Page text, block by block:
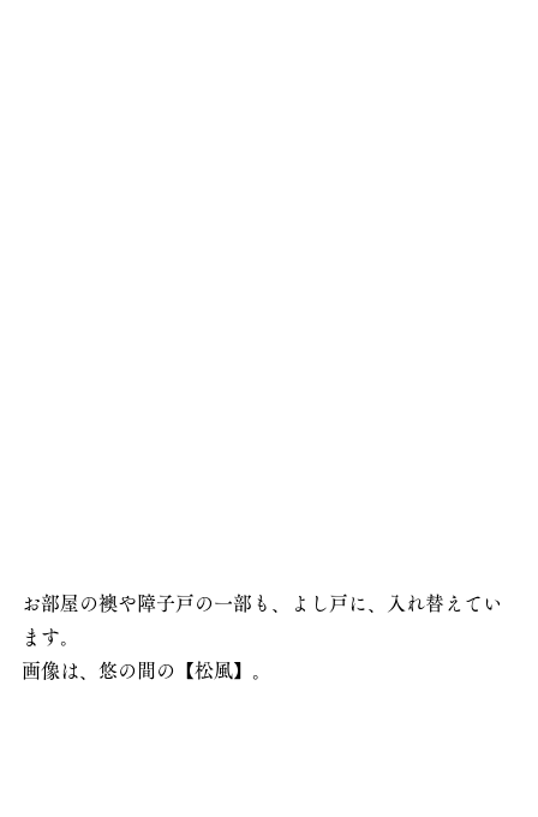
お部屋の襖や障子戸の一部も、よし戸に、入れ替えてい
ます。
画像は、悠の間の【松風】。